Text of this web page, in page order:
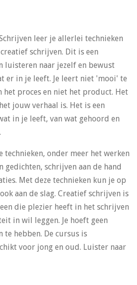
leer je allerlei technieken
schrijven. Dit is een
luisteren naar jezelf en bewust
er in je leeft. Je leert niet 'mooi' te
het proces en niet het product. Het
jouw verhaal is. Het is een
in je leeft, van wat gehoord en
technieken, onder meer het werken
gedichten, schrijven aan de hand
Met deze technieken kun je op
aan de slag. Creatief schrijven is
die plezier heeft in het schrijven
in wil leggen. Je hoeft geen
hebben. De cursus is
voor jong en oud. Luister naar